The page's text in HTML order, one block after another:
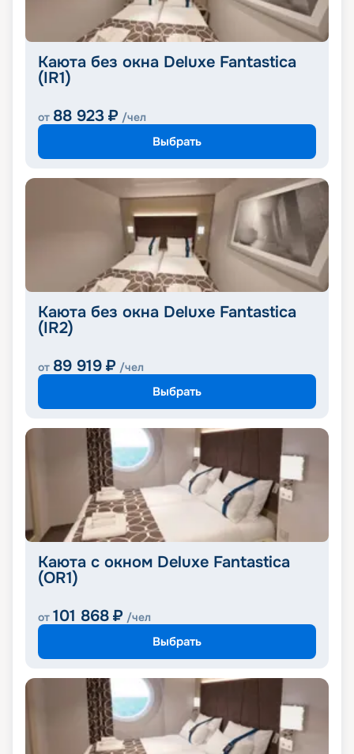
Каюта без окна Deluxe Fantastica
(IR1)
от 88 923 ₽ /чел
Выбрать
Каюта без окна Deluxe Fantastica
(IR2)
от 89 919 ₽ /чел
Выбрать
Каюта с окном Deluxe Fantastica
(OR1)
от 101 868 ₽ /чел
Выбрать